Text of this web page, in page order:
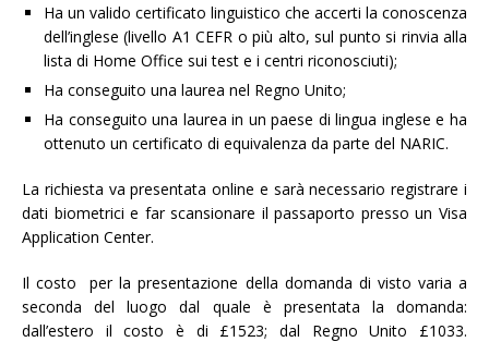
Ha un valido certificato linguistico che accerti la conoscenza
dell’inglese (livello A1 CEFR o più alto, sul punto si rinvia alla
lista di Home Office sui test e i centri riconosciuti);
Ha conseguito una laurea nel Regno Unito;
Ha conseguito una laurea in un paese di lingua inglese e ha
ottenuto un certificato di equivalenza da parte del NARIC.
La richiesta va presentata online e sarà necessario registrare i
dati biometrici e far scansionare il passaporto presso un Visa
Application Center.
Il costo per la presentazione della domanda di visto varia a
seconda del luogo dal quale è presentata la domanda:
dall’estero il costo è di £1523; dal Regno Unito £1033.